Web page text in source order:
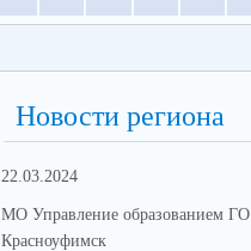
Новости региона
22.03.2024
МО Управление образованием ГО
Красноуфимск